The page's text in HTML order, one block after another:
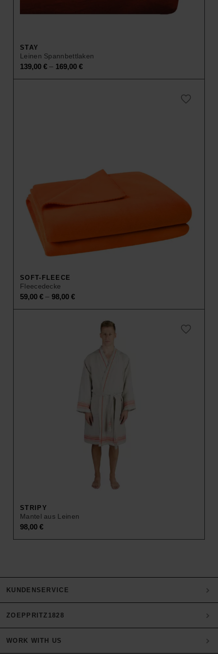
STAY
Leinen Spannbettlaken
139,00 € – 169,00 €
SOFT-FLEECE
Fleecedecke
59,00 € – 98,00 €
STRIPY
Mantel aus Leinen
98,00 €
KUNDENSERVICE
Mein Konto
Zahlung
Versand & Retoure
ZOEPPRITZ1828
Heritage Quality Passion
WORK WITH US